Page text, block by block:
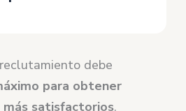
debe
para obtener
satisfactorios.